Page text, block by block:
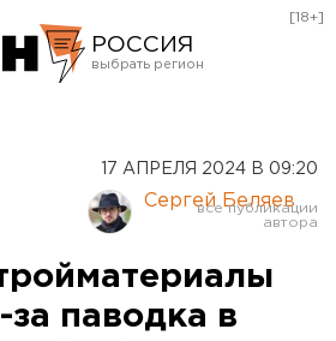
РОССИЯ
Курган
Оренбург
[18+]
17 АПРЕЛЯ 2024 В 09:20
Сергей Беляев
за паводка в